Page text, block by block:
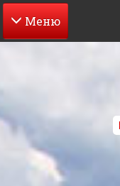
Перейти
содержанию